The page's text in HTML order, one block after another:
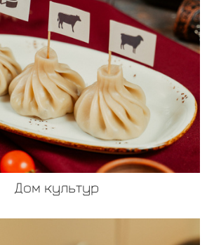
Дом культур